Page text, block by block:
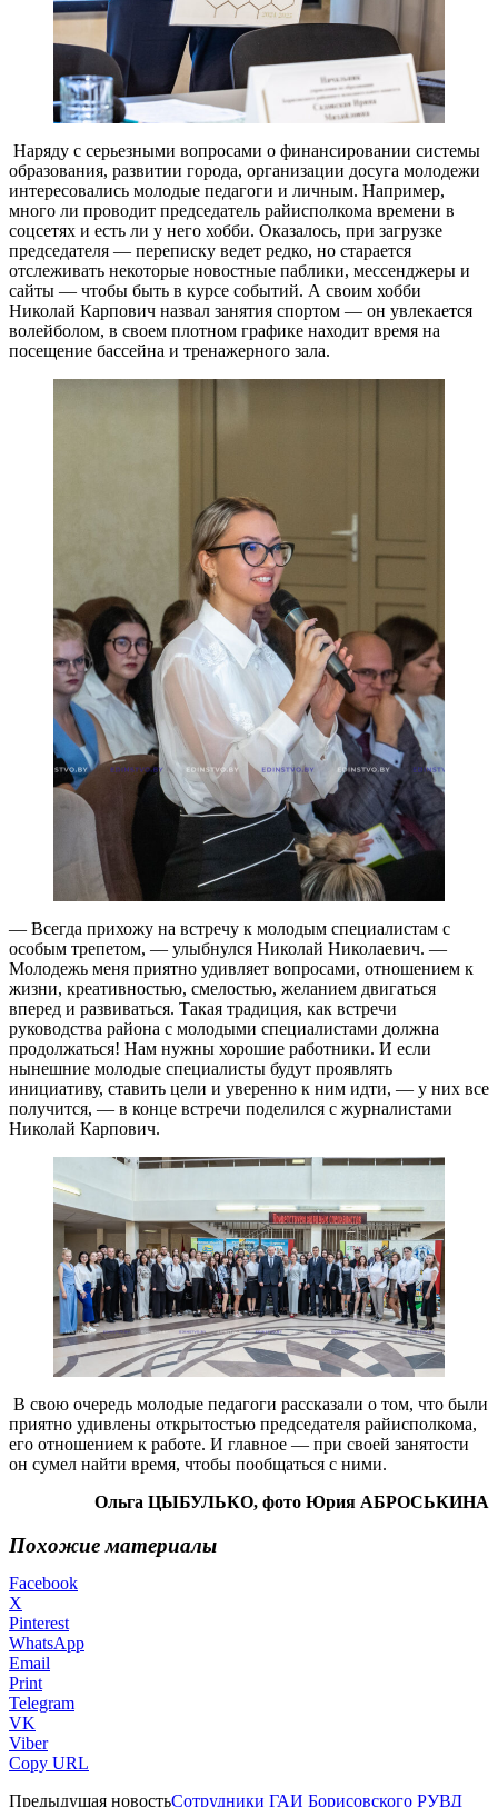
Наряду с серьезными вопросами о финансировании системы
образования, развитии города, организации досуга молодежи
интересовались молодые педагоги и личным. Например,
много ли проводит председатель райисполкома времени в
соцсетях и есть ли у него хобби. Оказалось, при загрузке
председателя — переписку ведет редко, но старается
отслеживать некоторые новостные паблики, мессенджеры и
сайты — чтобы быть в курсе событий. А своим хобби
Николай Карпович назвал занятия спортом — он увлекается
волейболом, в своем плотном графике находит время на
посещение бассейна и тренажерного зала.
— Всегда прихожу на встречу к молодым специалистам с
особым трепетом, — улыбнулся Николай Николаевич. —
Молодежь меня приятно удивляет вопросами, отношением к
жизни, креативностью, смелостью, желанием двигаться
вперед и развиваться. Такая традиция, как встречи
руководства района с молодыми специалистами должна
продолжаться! Нам нужны хорошие работники. И если
нынешние молодые специалисты будут проявлять
инициативу, ставить цели и уверенно к ним идти, — у них все
получится, — в конце встречи поделился с журналистами
Николай Карпович.
В свою очередь молодые педагоги рассказали о том, что были
приятно удивлены открытостью председателя райисполкома,
его отношением к работе. И главное — при своей занятости
он сумел найти время, чтобы пообщаться с ними.
Ольга ЦЫБУЛЬКО, фото Юрия АБРОСЬКИНА
Похожие материалы
Facebook
X
Pinterest
WhatsApp
Email
Print
Telegram
VK
Viber
Copy URL
Предыдущая новостьСотрудники ГАИ Борисовского РУВД